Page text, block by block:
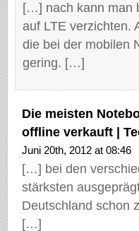
[…] nach kann man
auf LTE verzichten.
die bei der mobilen
gering. […]
Die meisten
offline verkauft |
Juni 20th, 2012 at 08:46
[…] bei den
stärksten
Deutschland schon
[…]